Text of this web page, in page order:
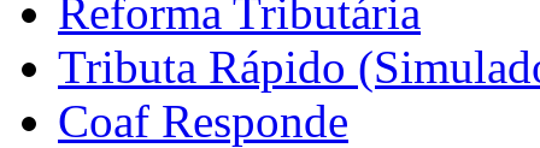
Reforma Tributária
Tributa Rápido
Coaf Responde